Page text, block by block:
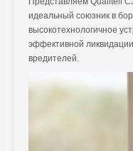
идеальный союзник в
высокотехнологичное
эффективной
вредителей.